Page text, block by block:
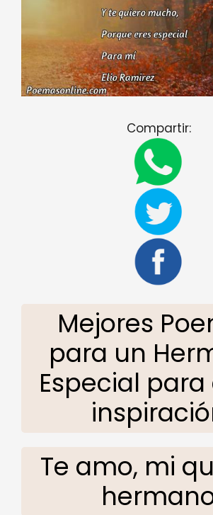
Compartir:
Mejores
para un
Especial
Te amo, mi